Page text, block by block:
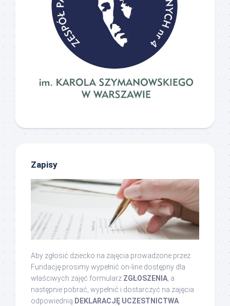
Zapisy
Aby zgłosić dziecko na zajęcia prowadzone przez
Fundację prosimy wypełnić on-line dostępny dla
właściwych zajęć formularz ZGŁOSZENIA, a
następnie pobrać, wypełnić i dostarczyć na zajęcia
odpowiednią DEKLARACJĘ UCZESTNICTWA.